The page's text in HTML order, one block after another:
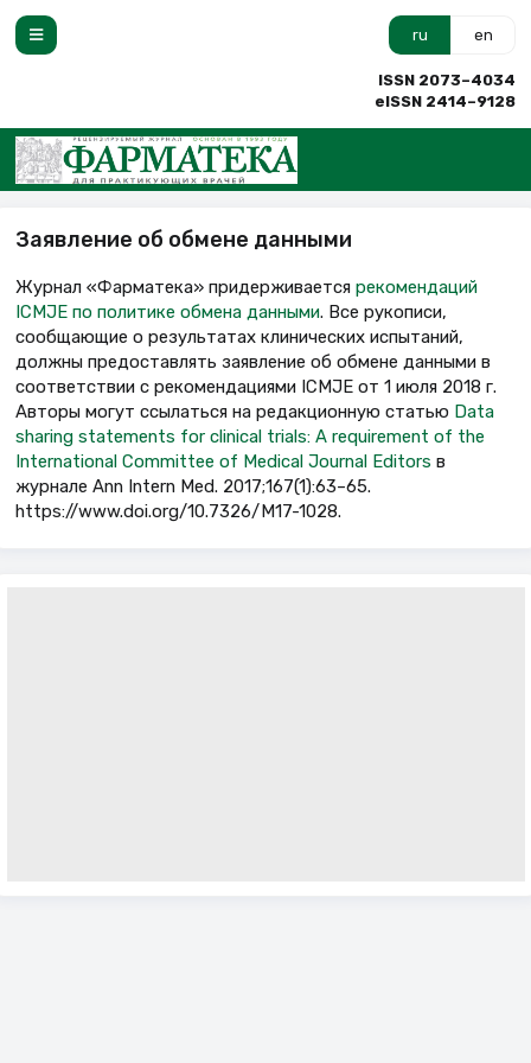
ru en
ISSN 2073–4034
eISSN 2414–9128
Заявление об обмене данными
Журнал «Фарматека» придерживается рекомендаций
ICMJE по политике обмена данными. Все рукописи,
сообщающие о результатах клинических испытаний,
должны предоставлять заявление об обмене данными в
соответствии с рекомендациями ICMJE от 1 июля 2018 г.
Авторы могут ссылаться на редакционную статью Data
sharing statements for clinical trials: A requirement of the
International Committee of Medical Journal Editors в
журнале Ann Intern Med. 2017;167(1):63–65.
https://www.doi.org/10.7326/M17-1028.